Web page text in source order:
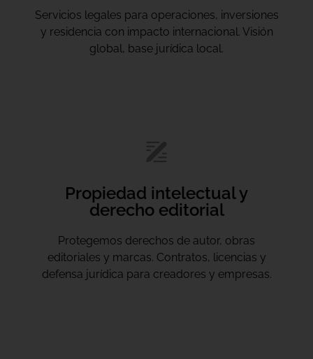
Servicios legales para operaciones, inversiones
y residencia con impacto internacional. Visión
global, base jurídica local.
Propiedad intelectual y
derecho editorial
Protegemos derechos de autor, obras
editoriales y marcas. Contratos, licencias y
defensa jurídica para creadores y empresas.